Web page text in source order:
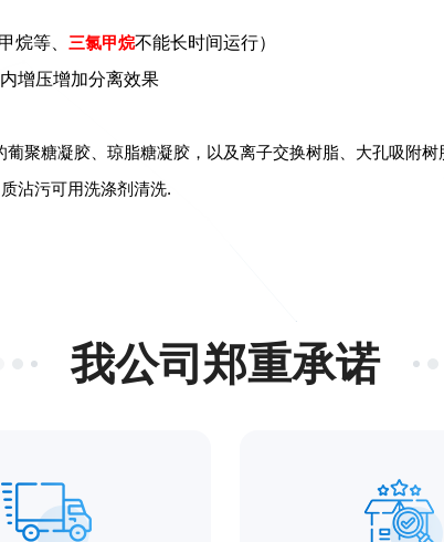
烷等、 三氯甲烷不能长时间运行）
增压增加分离效果
聚糖凝胶、琼脂糖凝胶，以及离子交换树脂、大孔吸附树
沾污可用洗涤剂清洗.
我公司郑重承诺